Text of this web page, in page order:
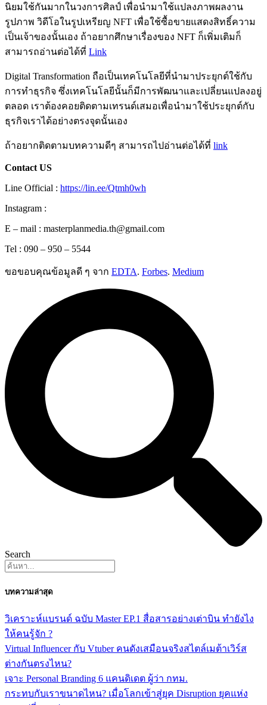
นิยมใช้กันมากในวงการศิลป์ เพื่อนำมาใช้แปลงภาพผลงาน
รูปภาพ วิดีโอในรูปเหรียญ NFT เพื่อใช้ซื้อขายแสดงสิทธิ์ความ
เป็นเจ้าของนั้นเอง ถ้าอยากศึกษาเรื่องของ NFT ก็เพิ่มเติมก็
สามารถอ่านต่อได้ที่ Link
Digital Transformation ถือเป็นเทคโนโลยีที่นำมาประยุกต์ใช้กับ
การทำธุรกิจ ซึ่งเทคโนโลยีนั้นก็มีการพัฒนาและเปลี่ยนแปลงอยู่
ตลอด เราต้องคอยติดตามเทรนด์เสมอเพื่อนำมาใช้ประยุกต์กับ
ธุรกิจเราได้อย่างตรงจุดนั้นเอง
ถ้าอยากติดตามบทความดีๆ สามารถไปอ่านต่อได้ที่ link
Contact US
Line Official : https://lin.ee/Qtmh0wh
Instagram :
E – mail : masterplanmedia.th@gmail.com
Tel : 090 – 950 – 5544
ขอขอบคุณข้อมูลดี ๆ จาก EDTA. Forbes. Medium
Search
บทความล่าสุด
วิเคราะห์แบรนด์ ฉบับ Master EP.1 สื่อสารอย่างเต่าบิน ทำยังไง
ให้คนรู้จัก ?
Virtual Influencer กับ Vtuber คนดังเสมือนจริงสไตล์เมต้าเวิร์ส
ต่างกันตรงไหน?
เจาะ Personal Branding 6 แคนดิเดต ผู้ว่า กทม.
กระทบกับเราขนาดไหน? เมื่อโลกเข้าสู่ยุค Disruption ยุคแห่ง